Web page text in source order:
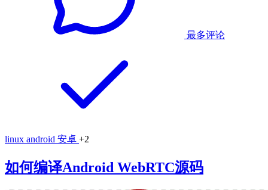
最多评论
linux android 安卓 +2
如何编译Android WebRTC源码